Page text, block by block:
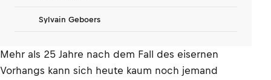
Sylvain Geboers
Mehr als 25 Jahre nach dem Fall des eisernen
Vorhangs kann sich heute kaum noch jemand